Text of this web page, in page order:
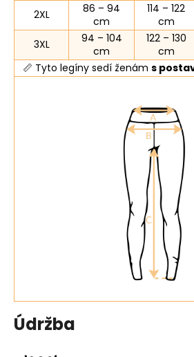
2XL
86 – 94
cm
114 – 122
cm
3XL
94 – 104
cm
122 – 130
cm
📏 Tyto legíny sedí ženám s
Údržba